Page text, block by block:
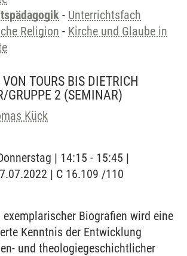
- Unterrichtsfach
Religion - Kirche und Glaube in
TOURS BIS DIETRICH
GRUPPE 2 (SEMINAR)
Kück
| 14:15 - 15:45 |
| C 16.109 /110
exemplarischer Biografien wird eine
Kenntnis der Entwicklung
und theologiegeschichtlicher